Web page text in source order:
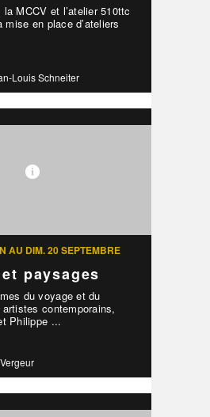
la MCCV et l’atelier 510ttc
mise en place d’ateliers
Louis Schneiter
AU DIM. 20 SEPTEMBRE
paysages
du voyage et du
contemporains,
Philippe ...